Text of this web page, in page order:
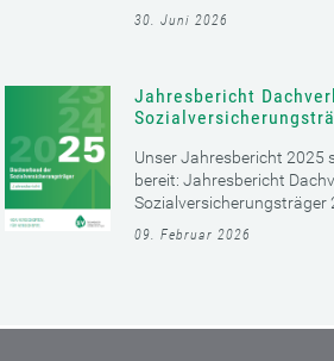
30. Juni 2026
Jahresbericht
Unser Jahresbericht 2025
bereit: Jahresbericht
Sozialversicherungsträger
09. Februar 2026